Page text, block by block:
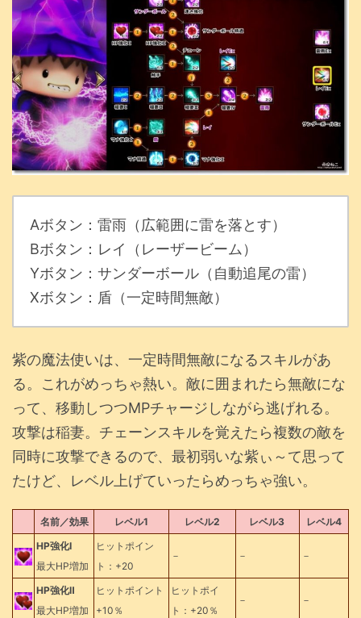
Aボタン：雷雨（広範囲に雷を落とす）
Bボタン：レイ（レーザービーム）
Yボタン：サンダーボール（自動追尾の雷）
Xボタン：盾（一定時間無敵）
紫の魔法使いは、一定時間無敵になるスキルがあ
る。これがめっちゃ熱い。敵に囲まれたら無敵にな
って、移動しつつMPチャージしながら逃げれる。
攻撃は稲妻。チェーンスキルを覚えたら複数の敵を
同時に攻撃できるので、最初弱いな紫ぃ～て思って
たけど、レベル上げていったらめっちゃ強い。
名前／効果 レベル1 レベル2 レベル3
レベル4
HP強化Ⅰ
最大HP増加
ヒットポイン
ト：+20
－ － －
HP強化Ⅱ
最大HP増加
ヒットポイント
+10％
ヒットポイ
ト：+20％
－ －